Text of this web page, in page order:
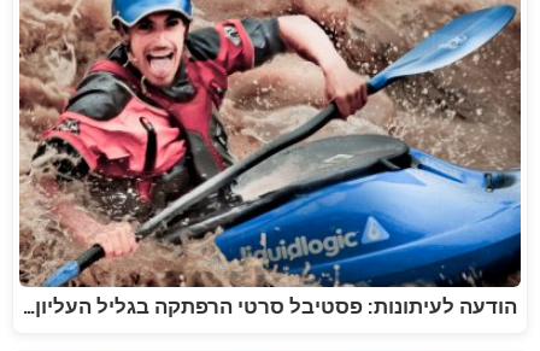
הודעה לעיתונות: פסטיבל סרטי הרפתקה בגליל העליון…